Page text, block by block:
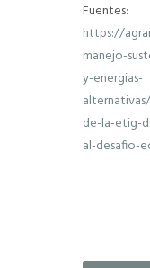
Fuentes:
https://
manejo-
y-energias-
alternativas/
de-la-etig-
al-desafio-